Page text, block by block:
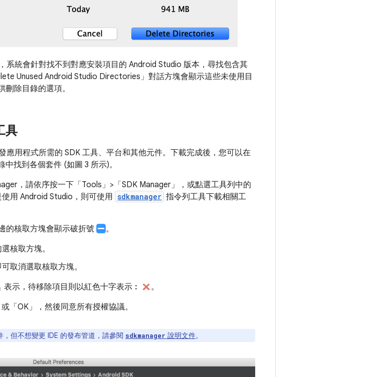
系統會針對找不到對應安裝項目的 Android Studio 版本，尋找包含其
Unused Android Studio Directories」 對話方塊會顯示這些未使用目
除目錄的選項。
具
應用程式所需的 SDK 工具、平台和其他元件。下載完成後，您可以在
中找到各個套件 (如圖 3 所示)。
，請依序按一下「Tools」>「SDK Manager」
，或點選工具列中的
用 Android Studio，則可使用 sdkmanager 指令列工具下載相關工
的核取方塊會顯示破折號
。
核取方塊。
取消選取核取方塊。
表示，待移除項目則以紅色十字表示︰
。
或「OK」 ，然後同意所有授權協議。
但不想變更 IDE 的發布管道，請參閱 sdkmanager 說明文件。